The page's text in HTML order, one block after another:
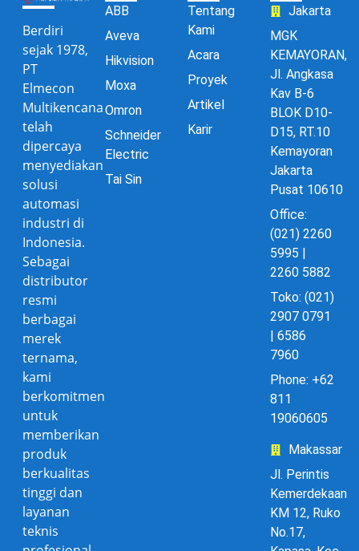
Berdiri
sejak 1978,
PT
Elmecon
Multikencana
telah
dipercaya
menyediakan
solusi
automasi
industri di
Indonesia.
Sebagai
distributor
resmi
berbagai
merek
ternama,
kami
berkomitmen
untuk
memberikan
produk
berkualitas
tinggi dan
layanan
teknis
ABB
Aveva
Hikvision
Moxa
Omron
Schneider
Electric
Tai Sin
Tentang
Kami
Acara
Proyek
Artikel
Karir
Jakarta
MGK
KEMAYORAN,
Jl. Angkasa
Kav B-6
BLOK D10-
D15, RT.10
Kemayoran
Jakarta
Pusat 10610
Office:
(021) 2260
5995 |
2260 5882
Toko: (021)
2907 0791
| 6586
7960
Phone: +62
811
19060605
Makassar
Jl. Perintis
Kemerdekaan
KM 12, Ruko
No.17,